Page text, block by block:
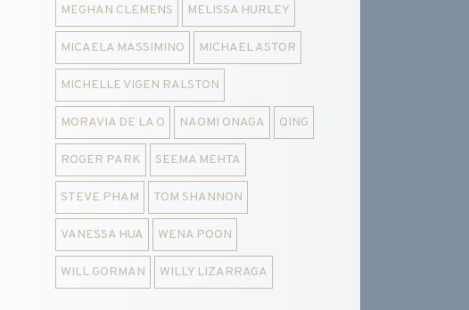
MEGHAN CLEMENS MELISSA HURLEY
MICAELA MASSIMINO MICHAEL ASTOR
MICHELLE VIGEN RALSTON
MORAVIA DE LA O NAOMI ONAGA QING
ROGER PARK SEEMA MEHTA
STEVE PHAM TOM SHANNON
VANESSA HUA WENA POON
WILL GORMAN WILLY LIZARRAGA